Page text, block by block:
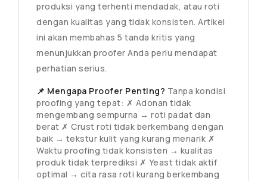
produksi yang terhenti mendadak, atau roti
dengan kualitas yang tidak konsisten. Artikel
ini akan membahas 5 tanda kritis yang
menunjukkan proofer Anda perlu mendapat
perhatian serius.
📌 Mengapa Proofer Penting? Tanpa kondisi
proofing yang tepat: ✗ Adonan tidak
mengembang sempurna → roti padat dan
berat ✗ Crust roti tidak berkembang dengan
baik → tekstur kulit yang kurang menarik ✗
Waktu proofing tidak konsisten → kualitas
produk tidak terprediksi ✗ Yeast tidak aktif
optimal → cita rasa roti kurang berkembang